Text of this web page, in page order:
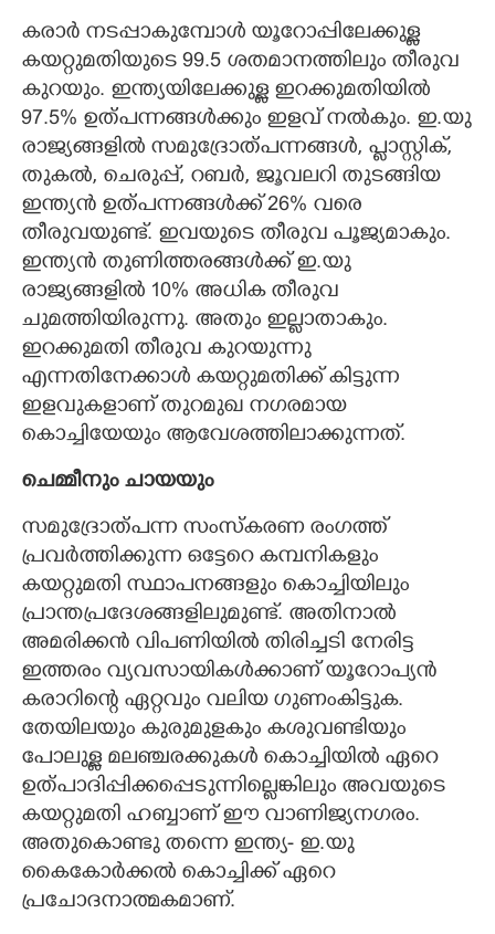
കരാർ നടപ്പാകുമ്പോൾ യൂറോപ്പിലേക്കുള്ള
കയറ്റുമതിയുടെ 99.5 ശതമാനത്തിലും തീരുവ
കുറയും. ഇന്ത്യയിലേക്കുള്ള ഇറക്കുമതിയിൽ
97.5% ഉത്പന്നങ്ങൾക്കും ഇളവ് നൽകും. ഇ.യു
രാജ്യങ്ങളിൽ സമുദ്രോത്പന്നങ്ങൾ, പ്ലാസ്റ്റിക്,
തുകൽ, ചെരുപ്പ്, റബർ, ജൂവലറി തുടങ്ങിയ
ഇന്ത്യൻ ഉത്പന്നങ്ങൾക്ക് 26% വരെ
തീരുവയുണ്ട്. ഇവയുടെ തീരുവ പൂജ്യമാകും.
ഇന്ത്യൻ തുണിത്തരങ്ങൾക്ക് ഇ.യു
രാജ്യങ്ങളിൽ 10% അധിക തീരുവ
ചുമത്തിയിരുന്നു. അതും ഇല്ലാതാകും.
ഇറക്കുമതി തീരുവ കുറയുന്നു
എന്നതിനേക്കാൾ കയറ്റുമതിക്ക് കിട്ടുന്ന
ഇളവുകളാണ് തുറമുഖ നഗരമായ
കൊച്ചിയേയും ആവേശത്തിലാക്കുന്നത്.
ചെമ്മീനും ചായയും
സമുദ്രോത്പന്ന സംസ്കരണ രംഗത്ത്
പ്രവർത്തിക്കുന്ന ഒട്ടേറെ കമ്പനികളും
കയറ്റുമതി സ്ഥാപനങ്ങളും കൊച്ചിയിലും
പ്രാന്തപ്രദേശങ്ങളിലുമുണ്ട്. അതിനാൽ
അമരിക്കൻ വിപണിയിൽ തിരിച്ചടി നേരിട്ട
ഇത്തരം വ്യവസായികൾക്കാണ് യൂറോപ്യൻ
കരാറിന്റെ ഏറ്റവും വലിയ ഗുണംകിട്ടുക.
തേയിലയും കുരുമുളകും കശുവണ്ടിയും
പോലുള്ള മലഞ്ചരക്കുകൾ കൊച്ചിയിൽ ഏറെ
ഉത്പാദിപ്പിക്കപ്പെടുന്നില്ലെങ്കിലും അവയുടെ
കയറ്റുമതി ഹബ്ബാണ് ഈ വാണിജ്യനഗരം.
അതുകൊണ്ടു തന്നെ ഇന്ത്യ- ഇ.യു
കൈകോർക്കൽ കൊച്ചിക്ക് ഏറെ
പ്രചോദനാത്മകമാണ്.